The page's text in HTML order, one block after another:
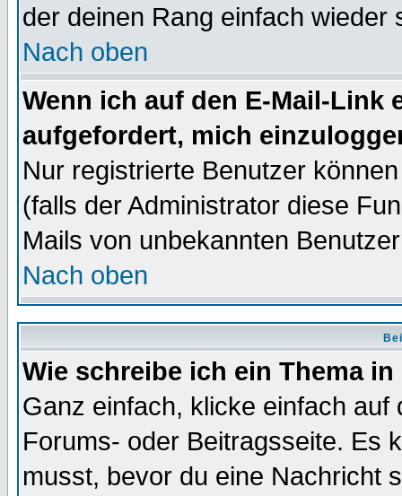
der deinen Rang einfach wieder
Nach oben
Wenn ich auf den E-Mail-Link
aufgefordert, mich
Nur registrierte Benutzer
(falls der Administrator diese
Mails von unbekannten
Nach oben
Wie schreibe ich ein Thema
Ganz einfach, klicke einfach
Forums- oder Beitragsseite. Es
musst, bevor du eine Nachricht